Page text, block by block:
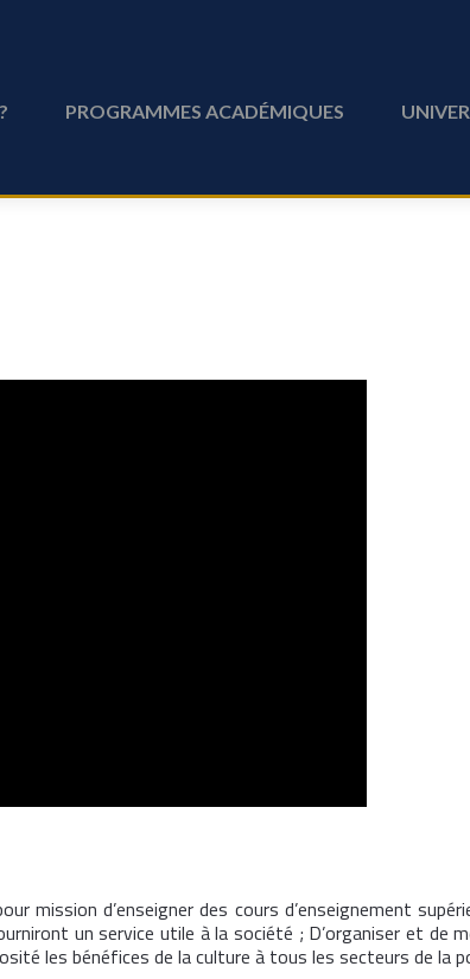
PROGRAMMES ACADÉMIQUES
mission d’enseigner des cours d’enseignement
un service utile à la société ; D’organiser et de
les bénéfices de la culture à tous les secteurs de la